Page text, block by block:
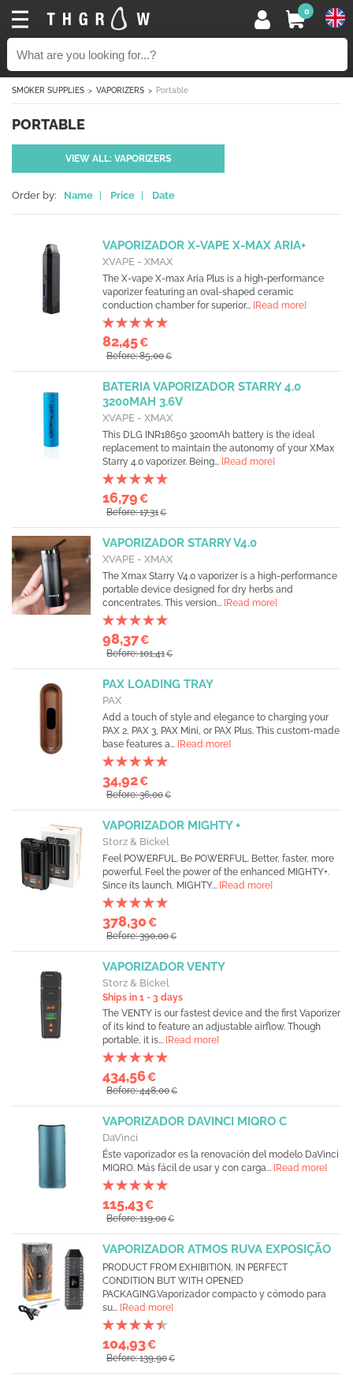
0
SMOKER SUPPLIES VAPORIZERS Portable
PORTABLE
VIEW ALL: VAPORIZERS
Order by: Name Price Date
VAPORIZADOR X-VAPE X-MAX ARIA+
XVAPE - XMAX
The X-vape X-max Aria Plus is a high-performance
vaporizer featuring an oval-shaped ceramic
conduction chamber for superior... [Read more]
82,45€
Before: 85,00€
BATERIA VAPORIZADOR STARRY 4.0
3200MAH 3.6V
XVAPE - XMAX
This DLG INR18650 3200mAh battery is the ideal
replacement to maintain the autonomy of your XMax
Starry 4.0 vaporizer. Being... [Read more]
16,79€
Before: 17,31€
VAPORIZADOR STARRY V4.0
XVAPE - XMAX
The Xmax Starry V4.0 vaporizer is a high-performance
portable device designed for dry herbs and
concentrates. This version... [Read more]
98,37€
Before: 101,41€
PAX LOADING TRAY
PAX
Add a touch of style and elegance to charging your
PAX 2, PAX 3, PAX Mini, or PAX Plus. This custom-made
base features a... [Read more]
34,92€
Before: 36,00€
VAPORIZADOR MIGHTY +
Storz & Bickel
Feel POWERFUL. Be POWERFUL. Better, faster, more
powerful. Feel the power of the enhanced MIGHTY+.
Since its launch, MIGHTY... [Read more]
378,30€
Before: 390,00€
VAPORIZADOR VENTY
Storz & Bickel
Ships in 1 - 3 days
The VENTY is our fastest device and the first Vaporizer
of its kind to feature an adjustable airflow. Though
portable, it is... [Read more]
434,56€
Before: 448,00€
VAPORIZADOR DAVINCI MIQRO C
DaVinci
Éste vaporizador es la renovación del modelo DaVinci
MIQRO. Más fácil de usar y con carga... [Read more]
115,43€
Before: 119,00€
VAPORIZADOR ATMOS RUVA EXPOSIÇÃO
PRODUCT FROM EXHIBITION, IN PERFECT
CONDITION BUT WITH OPENED
PACKAGING.Vaporizador compacto y cómodo para
su... [Read more]
104,93€
Before: 139,90€